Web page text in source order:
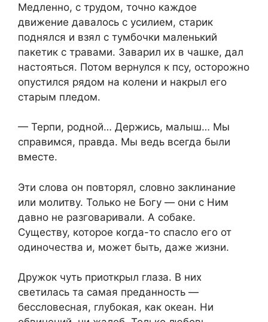
Медленно, с трудом, точно каждое
движение давалось с усилием, старик
поднялся и взял с тумбочки маленький
пакетик с травами. Заварил их в чашке, дал
настояться. Потом вернулся к псу, осторожно
опустился рядом на колени и накрыл его
старым пледом.
— Терпи, родной… Держись, малыш… Мы
справимся, правда. Мы ведь всегда были
вместе.
Эти слова он повторял, словно заклинание
или молитву. Только не Богу — они с Ним
давно не разговаривали. А собаке.
Существу, которое когда-то спасло его от
одиночества и, может быть, даже жизни.
Дружок чуть приоткрыл глаза. В них
светилась та самая преданность —
бессловесная, глубокая, как океан. Ни